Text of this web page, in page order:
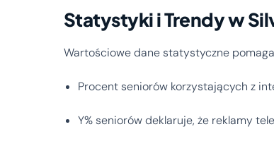
Statystyki i Trendy w
Wartościowe dane statystyczne
Procent seniorów korzystających z
Y% seniorów deklaruje, że reklamy